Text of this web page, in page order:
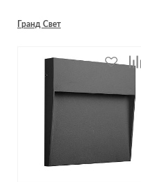
Гранд Свет